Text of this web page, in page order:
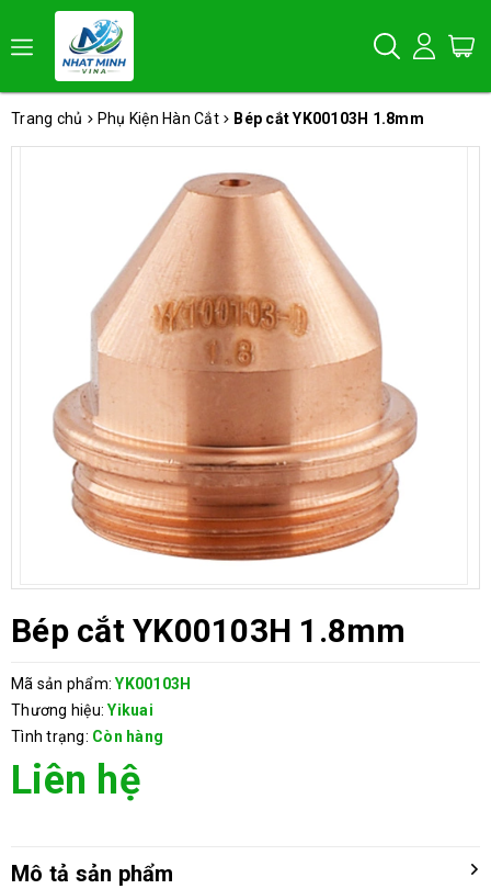
Trang chủ Phụ Kiện Hàn Cắt Bép cắt YK00103H 1.8mm
Bép cắt YK00103H 1.8mm
Mã sản phẩm: YK00103H
Thương hiệu: Yikuai
Tình trạng: Còn hàng
Liên hệ
Mô tả sản phẩm